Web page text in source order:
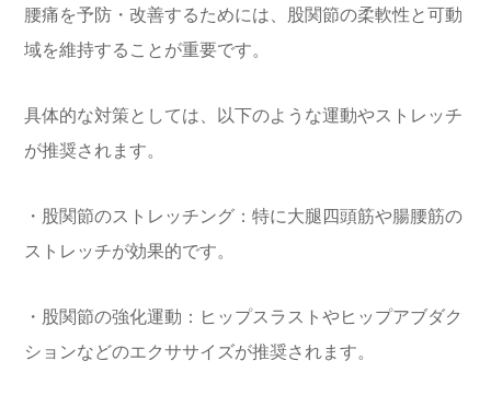
腰痛を予防・改善するためには、股関節の柔軟性と可動
域を維持することが重要です。
具体的な対策としては、以下のような運動やストレッチ
が推奨されます。
・股関節のストレッチング：特に大腿四頭筋や腸腰筋の
ストレッチが効果的です。
・股関節の強化運動：ヒップスラストやヒップアブダク
ションなどのエクササイズが推奨されます。